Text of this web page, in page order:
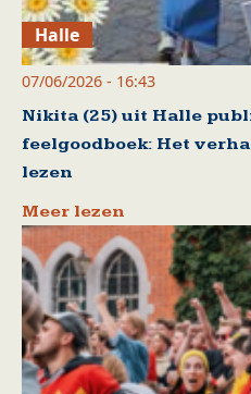
Halle
07/06/2026 - 16:43
Nikita (25) uit Halle
feelgoodboek: Het
lezen
Meer lezen